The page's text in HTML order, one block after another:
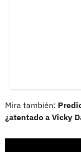
Mira también:
¿atentado a Vicky